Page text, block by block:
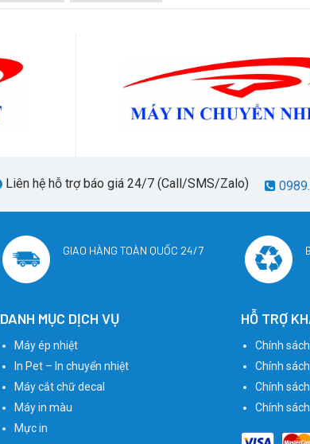
Liên hệ hỗ trợ báo giá 24/7 (Call/SMS/Zalo)
GIAO HÀNG TOÀN QUỐC 24/7
DANH MỤC DỊCH VỤ
Máy ép nhiệt
In Pet – In chuyển nhiệt
Máy cắt chữ decal
Máy in màu
Mực in
HỖ TRỢ
Chính
Chính
Chính
Chính